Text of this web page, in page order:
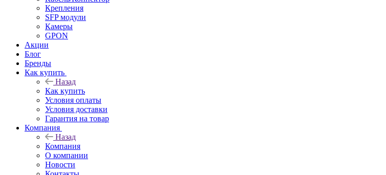
Крепления
SFP модули
Камеры
GPON
Акции
Блог
Бренды
Как купить
Назад
Как купить
Условия оплаты
Условия доставки
Гарантия на товар
Компания
Назад
Компания
О компании
Новости